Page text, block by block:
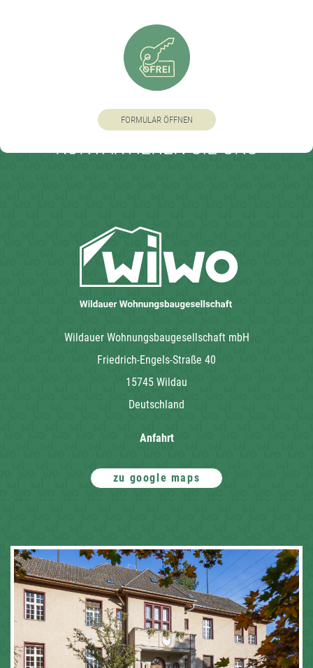
FORMULAR ÖFFNEN
KONTAKTIEREN SIE UNS
Wildauer Wohnungsbaugesellschaft mbH
Friedrich-Engels-Straße 40
15745 Wildau
Deutschland
Anfahrt
zu google maps